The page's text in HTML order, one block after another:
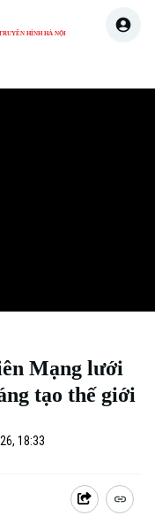
HÌNH HÀ NỘI
Mạng lưới
tạo thế giới
18:33